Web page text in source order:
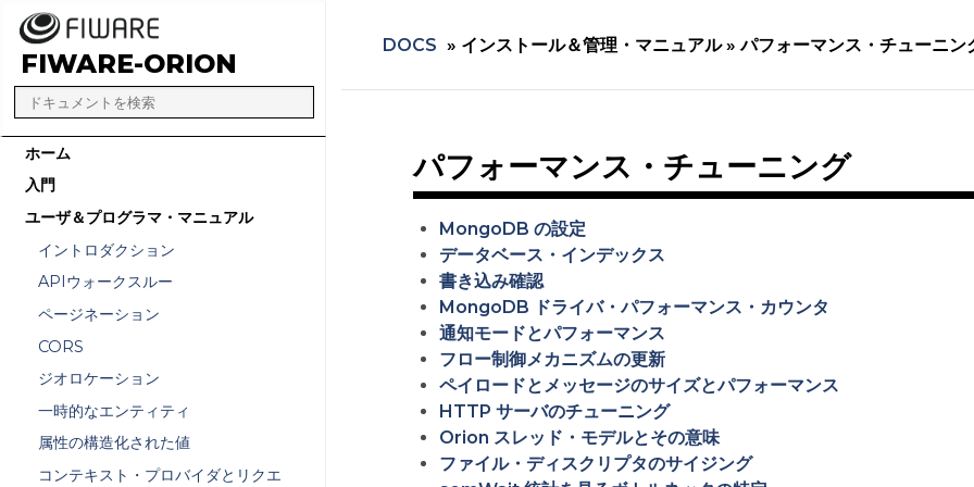
FIWARE-ORION
ホーム
入門
ユーザ＆プログラマ・マニュアル
イントロダクション
APIウォークスルー
ページネーション
CORS
ジオロケーション
一時的なエンティティ
属性の構造化された値
コンテキスト・プロバイダとリクエ
DOCS » インストール＆管理・マニュアル » パフォーマンス・チューニン
パフォーマンス・チューニング
MongoDB の設定
データベース・インデックス
書き込み確認
MongoDB ドライバ・パフォーマンス・カウンタ
通知モードとパフォーマンス
フロー制御メカニズムの更新
ペイロードとメッセージのサイズとパフォーマンス
HTTP サーバのチューニング
Orion スレッド・モデルとその意味
ファイル・ディスクリプタのサイジング